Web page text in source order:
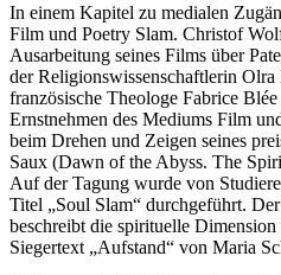
In einem Kapitel zu medialen
Film und Poetry Slam. Christof
Ausarbeitung seines Films über
der Religionswissenschaftlerin
französische Theologe Fabrice
Ernstnehmen des Mediums Film
beim Drehen und Zeigen seines
Saux (Dawn of the Abyss. The
Auf der Tagung wurde von
Titel „Soul Slam“ durchgeführt.
beschreibt die spirituelle
Siegertext „Aufstand“ von Maria